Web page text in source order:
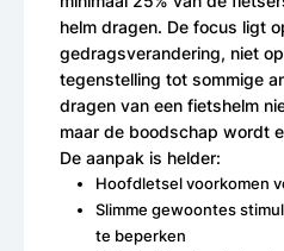
helm dragen. De focus ligt
gedragsverandering, niet
tegenstelling tot sommige
dragen van een fietshelm
maar de boodschap wordt
De aanpak is helder:
Hoofdletsel voorkomen
Slimme gewoontes
te beperken